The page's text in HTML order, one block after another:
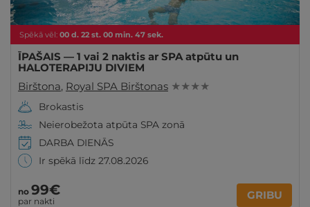
Spēkā vēl: 00 d. 22 st. 00 min. 46 sek.
ĪPAŠAIS — 1 vai 2 naktis ar SPA atpūtu un
HALOTERAPIJU DIVIEM
Birštona, Royal SPA Birštonas ★ ★ ★ ★
Brokastis
Neierobežota atpūta SPA zonā
DARBA DIENĀS
Ir spēkā līdz 27.08.2026
no 99€
par nakti GRIBU